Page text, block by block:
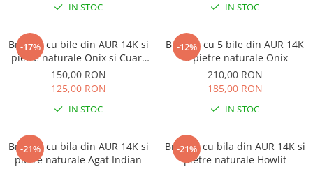
IN STOC IN STOC
-17%
Bratara cu bile din AUR 14K si
pietre naturale Onix si Cuart
Roz
150,00 RON
125,00 RON
IN STOC
-12%
Bratara cu 5 bile din AUR 14K
si pietre naturale Onix
210,00 RON
185,00 RON
IN STOC
-21%
Bratara cu bila din AUR 14K si
pietre naturale Agat Indian
-21%
Bratara cu bila din AUR 14K si
pietre naturale Howlit